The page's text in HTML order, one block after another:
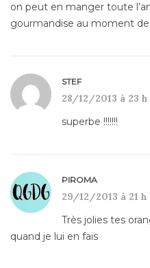
on peut en manger toute
gourmandise au moment
STEF
28/12/2013 à 23
superbe !!!!!!!
PIROMA
29/12/2013 à 21
Très jolies tes
quand je lui en fais